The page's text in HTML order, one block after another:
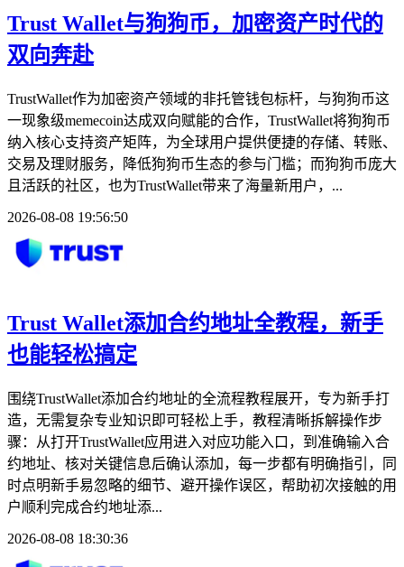
Trust Wallet与狗狗币，加密资产时代的
双向奔赴
TrustWallet作为加密资产领域的非托管钱包标杆，与狗狗币这
一现象级memecoin达成双向赋能的合作，TrustWallet将狗狗币
纳入核心支持资产矩阵，为全球用户提供便捷的存储、转账、
交易及理财服务，降低狗狗币生态的参与门槛；而狗狗币庞大
且活跃的社区，也为TrustWallet带来了海量新用户，...
2026-08-08 19:56:50
Trust Wallet添加合约地址全教程，新手
也能轻松搞定
围绕TrustWallet添加合约地址的全流程教程展开，专为新手打
造，无需复杂专业知识即可轻松上手，教程清晰拆解操作步
骤：从打开TrustWallet应用进入对应功能入口，到准确输入合
约地址、核对关键信息后确认添加，每一步都有明确指引，同
时点明新手易忽略的细节、避开操作误区，帮助初次接触的用
户顺利完成合约地址添...
2026-08-08 18:30:36